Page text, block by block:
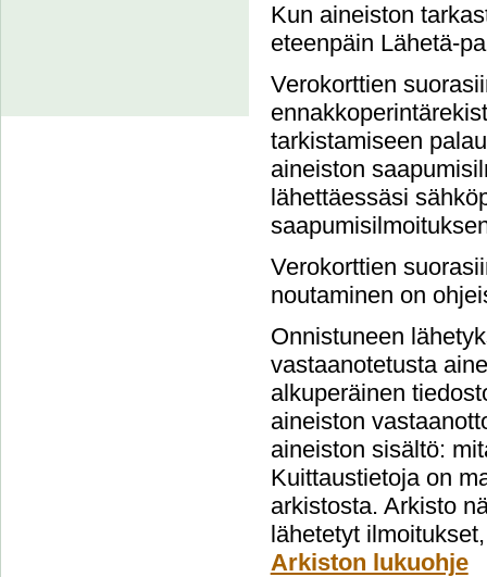
Kun aineiston
eteenpäin Lähetä-
Verokorttien
tarkistamiseen
aineiston
lähettäessäsi
Verokorttien
noutaminen on
Onnistuneen
vastaanotetusta
alkuperäinen
aineiston
aineiston sisältö:
Kuittaustietoja on
arkistosta. Arkisto
lähetetyt
Arkiston lukuohje